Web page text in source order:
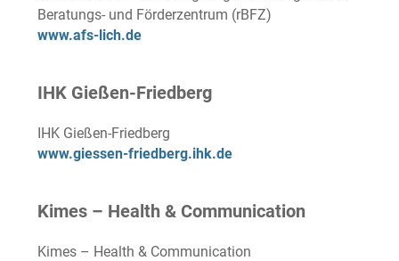
Beratungs- und Förderzentrum (rBFZ)
www.afs-lich.de
IHK Gießen-Friedberg
IHK Gießen-Friedberg
www.giessen-friedberg.ihk.de
Kimes – Health & Communication
Kimes – Health & Communication